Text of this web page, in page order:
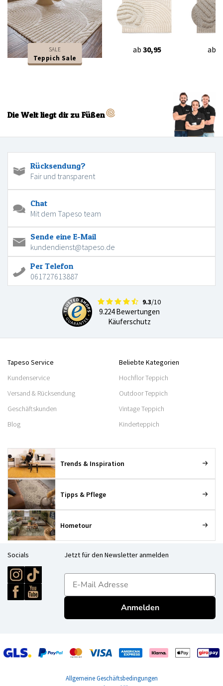
SALE
Teppich Sale
ab 30,95 ab
Die Welt liegt dir zu Füßen
Rücksendung?
Fair und transparent
Chat
Mit dem Tapeso team
Sende eine E-Mail
kundendienst@tapeso.de
Per Telefon
061727613887
9.3/10
9.224 Bewertungen
Käuferschutz
Tapeso Service
Kundenservice
Versand & Rücksendung
Geschäftskunden
Blog
Beliebte Kategorien
Hochflor Teppich
Outdoor Teppich
Vintage Teppich
Kinderteppich
Trends & Inspiration
Tipps & Pflege
Hometour
Socials Jetzt für den Newsletter anmelden
E-mailadres
Anmelden
Allgemeine Geschäftsbedingungen